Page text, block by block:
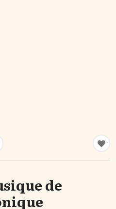
de